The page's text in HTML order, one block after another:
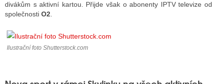
RÁDIÍ
divákům s aktivní kartou. Přijde však o abonenty IPTV televize od
společnosti O2
Ilustrační foto Shutterstock.com